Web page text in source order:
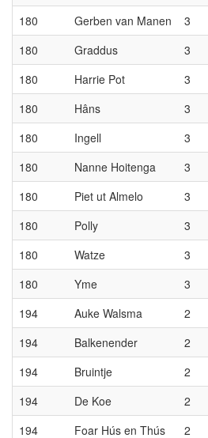
180
Gerben van Manen 3
180
Graddus 3
180
Harrie Pot 3
180
Hâns 3
180
Ingell 3
180
Nanne Hoitenga 3
180
Piet ut Almelo 3
180
Polly 3
180
Watze 3
180
Yme 3
194
Auke Walsma 2
194
Balkenender 2
194
Bruintje 2
194
De Koe 2
194
Foar Hús en Thús 2